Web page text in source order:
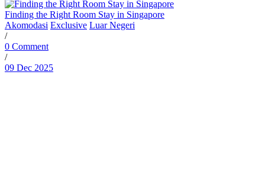
Finding the Right Room Stay in Singapore
Akomodasi Exclusive Luar Negeri
/
0 Comment
/
09 Dec 2025